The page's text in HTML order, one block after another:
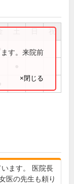
祝
す。来院前
×閉じる
ます。 医院長
医の先生も頼り